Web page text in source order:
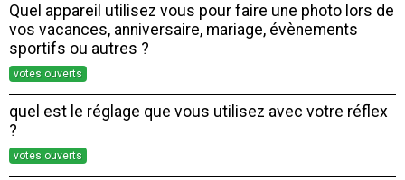
Quel appareil utilisez vous pour faire une photo lors de
vos vacances, anniversaire, mariage, évènements
sportifs ou autres ?
votes ouverts
quel est le réglage que vous utilisez avec votre réflex
?
votes ouverts